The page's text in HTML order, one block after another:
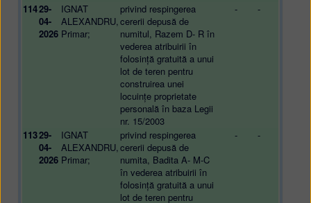
11429-
04-
2026
IGNAT
ALEXANDRU,
Primar;
privind respingerea
cererii depusă de
numitul, Razem D- R în
vederea atribuirii în
folosință gratuită a unui
lot de teren pentru
construirea unei
locuințe proprietate
personală în baza Legii
nr. 15/2003
- -
11329-
04-
2026
IGNAT
ALEXANDRU,
Primar;
privind respingerea
cererii depusă de
numita, Badita A- M-C
în vederea atribuirii în
folosință gratuită a unui
lot de teren pentru
- -